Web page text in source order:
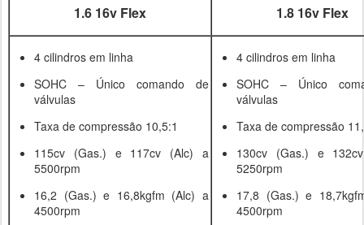
1.6 16v Flex 1.8 16v Flex
4 cilindros em linha
SOHC – Único comando de
válvulas
Taxa de compressão 10,5:1
115cv (Gas.) e 117cv (Alc) a
5500rpm
16,2 (Gas.) e 16,8kgfm (Alc) a
4500rpm
4 cilindros em linha
SOHC – Único
válvulas
Taxa de compressão
130cv (Gas.) e
5250rpm
17,8 (Gas.) e
4500rpm